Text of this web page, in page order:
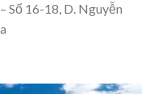
Số 16-18, D. Nguyễn